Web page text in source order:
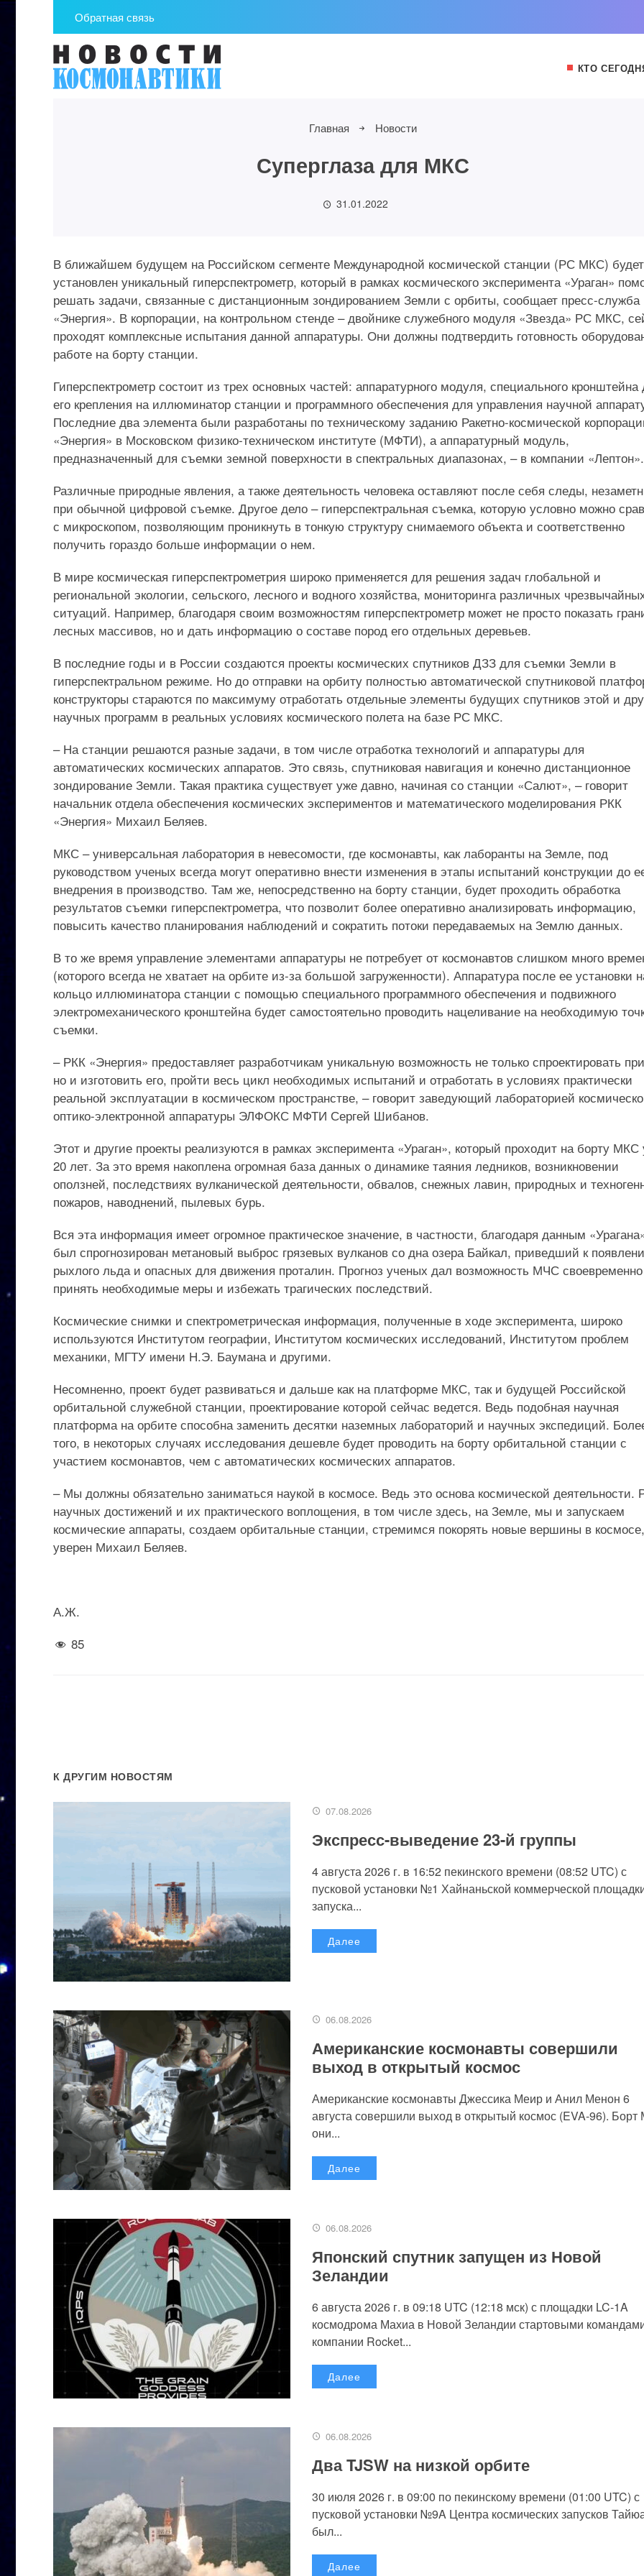
Обратная связь
КТО
Главная Новости
Суперглаза для МКС
31.01.2022
В ближайшем будущем на Российском сегменте Международной космической станции (РС МКС) будет
установлен уникальный гиперспектрометр, который в рамках космического эксперимента «Ураган»
решать задачи, связанные с дистанционным зондированием Земли с орбиты, сообщает пресс-
«Энергия». В корпорации, на контрольном стенде – двойнике служебного модуля «Звезда» РС МКС,
проходят комплексные испытания данной аппаратуры. Они должны подтвердить готовность
работе на борту станции.
Гиперспектрометр состоит из трех основных частей: аппаратурного модуля, специального кронштейна
его крепления на иллюминатор станции и программного обеспечения для управления научной
Последние два элемента были разработаны по техническому заданию Ракетно-космической
«Энергия» в Московском физико-техническом институте (МФТИ), а аппаратурный модуль,
предназначенный для съемки земной поверхности в спектральных диапазонах, – в компании «Лептон».
Различные природные явления, а также деятельность человека оставляют после себя следы,
при обычной цифровой съемке. Другое дело – гиперспектральная съемка, которую условно можно
с микроскопом, позволяющим проникнуть в тонкую структуру снимаемого объекта и соответственно
получить гораздо больше информации о нем.
В мире космическая гиперспектрометрия широко применяется для решения задач глобальной и
региональной экологии, сельского, лесного и водного хозяйства, мониторинга различных
ситуаций. Например, благодаря своим возможностям гиперспектрометр может не просто показать
лесных массивов, но и дать информацию о составе пород его отдельных деревьев.
В последние годы и в России создаются проекты космических спутников ДЗЗ для съемки Земли в
гиперспектральном режиме. Но до отправки на орбиту полностью автоматической спутниковой
конструкторы стараются по максимуму отработать отдельные элементы будущих спутников этой и
научных программ в реальных условиях космического полета на базе РС МКС.
– На станции решаются разные задачи, в том числе отработка технологий и аппаратуры для
автоматических космических аппаратов. Это связь, спутниковая навигация и конечно дистанционное
зондирование Земли. Такая практика существует уже давно, начиная со станции «Салют», – говорит
начальник отдела обеспечения космических экспериментов и математического моделирования РКК
«Энергия» Михаил Беляев.
МКС – универсальная лаборатория в невесомости, где космонавты, как лаборанты на Земле, под
руководством ученых всегда могут оперативно внести изменения в этапы испытаний конструкции до
внедрения в производство. Там же, непосредственно на борту станции, будет проходить обработка
результатов съемки гиперспектрометра, что позволит более оперативно анализировать информацию,
повысить качество планирования наблюдений и сократить потоки передаваемых на Землю данных.
В то же время управление элементами аппаратуры не потребует от космонавтов слишком много
(которого всегда не хватает на орбите из-за большой загруженности). Аппаратура после ее установки
кольцо иллюминатора станции с помощью специального программного обеспечения и подвижного
электромеханического кронштейна будет самостоятельно проводить нацеливание на необходимую
съемки.
– РКК «Энергия» предоставляет разработчикам уникальную возможность не только спроектировать
но и изготовить его, пройти весь цикл необходимых испытаний и отработать в условиях практически
реальной эксплуатации в космическом пространстве, – говорит заведующий лабораторией
оптико-электронной аппаратуры ЭЛФОКС МФТИ Сергей Шибанов.
Этот и другие проекты реализуются в рамках эксперимента «Ураган», который проходит на борту МКС
20 лет. За это время накоплена огромная база данных о динамике таяния ледников, возникновении
оползней, последствиях вулканической деятельности, обвалов, снежных лавин, природных и
пожаров, наводнений, пылевых бурь.
Вся эта информация имеет огромное практическое значение, в частности, благодаря данным
был спрогнозирован метановый выброс грязевых вулканов со дна озера Байкал, приведший к
рыхлого льда и опасных для движения проталин. Прогноз ученых дал возможность МЧС своевременно
принять необходимые меры и избежать трагических последствий.
Космические снимки и спектрометрическая информация, полученные в ходе эксперимента, широко
используются Институтом географии, Институтом космических исследований, Институтом проблем
механики, МГТУ имени Н.Э. Баумана и другими.
Несомненно, проект будет развиваться и дальше как на платформе МКС, так и будущей Российской
орбитальной служебной станции, проектирование которой сейчас ведется. Ведь подобная научная
платформа на орбите способна заменить десятки наземных лабораторий и научных экспедиций.
того, в некоторых случаях исследования дешевле будет проводить на борту орбитальной станции с
участием космонавтов, чем с автоматических космических аппаратов.
– Мы должны обязательно заниматься наукой в космосе. Ведь это основа космической деятельности.
научных достижений и их практического воплощения, в том числе здесь, на Земле, мы и запускаем
космические аппараты, создаем орбитальные станции, стремимся покорять новые вершины в
уверен Михаил Беляев.
А.Ж.
85
К ДРУГИМ НОВОСТЯМ
07.08.2026
Экспресс-выведение 23-й группы
4 августа 2026 г. в 16:52 пекинского времени (08:52 UTC) с
пусковой установки №1 Хайнаньской коммерческой
запуска...
Далее
06.08.2026
Американские космонавты совершили
выход в открытый космос
Американские космонавты Джессика Меир и Анил Менон 6
августа совершили выход в открытый космос (EVA-96).
они...
Далее
06.08.2026
Японский спутник запущен из Новой
Зеландии
6 августа 2026 г. в 09:18 UTC (12:18 мск) с площадки LC-1A
космодрома Махиа в Новой Зеландии стартовыми
компании Rocket...
Далее
06.08.2026
Два TJSW на низкой орбите
30 июля 2026 г. в 09:00 по пекинскому времени (01:00 UTC) с
пусковой установки №9A Центра космических запусков
был...
Далее